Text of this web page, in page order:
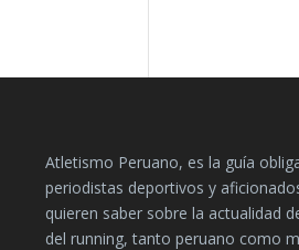
Atletismo Peruano, es la guía
periodistas deportivos y
quieren saber sobre la actualidad
del running, tanto peruano como